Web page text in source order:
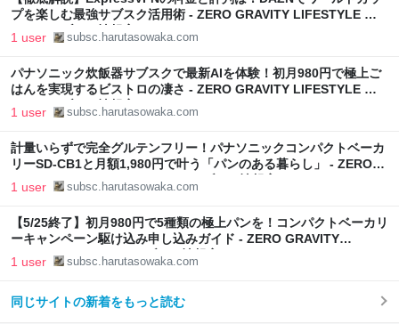
プを楽しむ最強サブスク活用術 - ZERO GRAVITY LIFESTYLE そ
わかのサブスク情報室
1 user subsc.harutasowaka.com
パナソニック炊飯器サブスクで最新AIを体験！初月980円で極上ご
はんを実現するビストロの凄さ - ZERO GRAVITY LIFESTYLE そ
わかのサブスク情報室
1 user subsc.harutasowaka.com
計量いらずで完全グルテンフリー！パナソニックコンパクトベーカ
リーSD-CB1と月額1,980円で叶う「パンのある暮らし」 - ZERO
GRAVITY LIFESTYLE そわかのサブスク情報室
1 user subsc.harutasowaka.com
【5/25終了】初月980円で5種類の極上パンを！コンパクトベーカリ
ーキャンペーン駆け込み申し込みガイド - ZERO GRAVITY
LIFESTYLE そわかのサブスク情報室
1 user subsc.harutasowaka.com
同じサイトの新着をもっと読む